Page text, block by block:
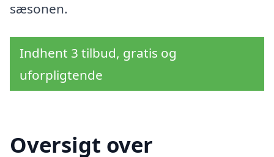
sæsonen.
Indhent 3 tilbud, gratis og
uforpligtende
Oversigt over